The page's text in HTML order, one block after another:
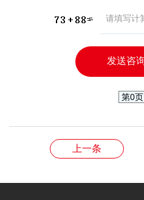
上一条